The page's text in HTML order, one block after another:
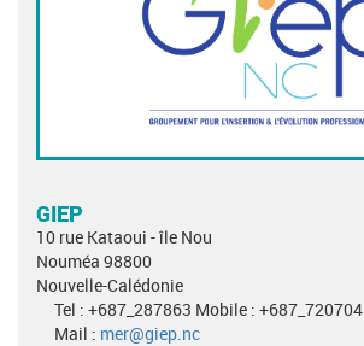
GIEP
10 rue Kataoui - île Nou
Nouméa 98800
Nouvelle-Calédonie
Tel : +687_287863 Mobile : +687_720704
Mail : mer@giep.nc